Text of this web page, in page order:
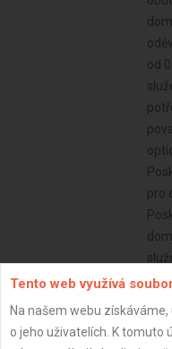
Tento web využívá
Na našem webu
o jeho uživatelích. K tomuto